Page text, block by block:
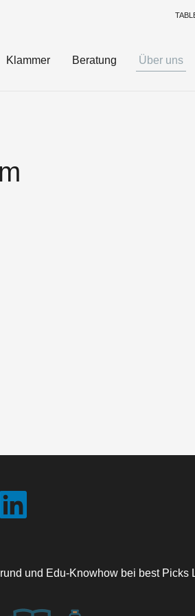
Klammer Beratung Über uns
und Edu-Knowhow bei best Picks